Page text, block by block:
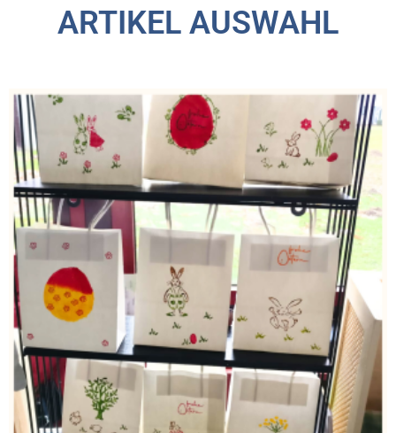
ARTIKEL AUSWAHL